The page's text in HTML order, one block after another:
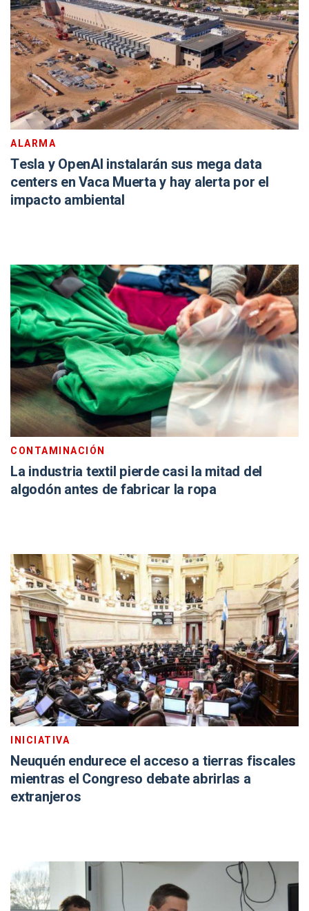
ALARMA
Tesla y OpenAI instalarán sus mega data
centers en Vaca Muerta y hay alerta por el
impacto ambiental
CONTAMINACIÓN
La industria textil pierde casi la mitad del
algodón antes de fabricar la ropa
INICIATIVA
Neuquén endurece el acceso a tierras fiscales
mientras el Congreso debate abrirlas a
extranjeros